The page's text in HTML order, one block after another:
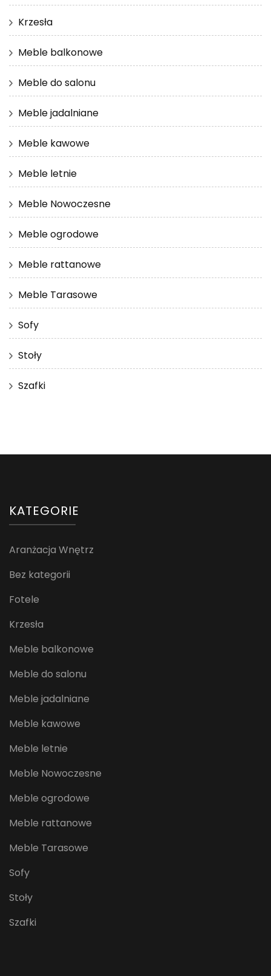
Krzesła
Meble balkonowe
Meble do salonu
Meble jadalniane
Meble kawowe
Meble letnie
Meble Nowoczesne
Meble ogrodowe
Meble rattanowe
Meble Tarasowe
Sofy
Stoły
Szafki
KATEGORIE
Aranżacja Wnętrz
Bez kategorii
Fotele
Krzesła
Meble balkonowe
Meble do salonu
Meble jadalniane
Meble kawowe
Meble letnie
Meble Nowoczesne
Meble ogrodowe
Meble rattanowe
Meble Tarasowe
Sofy
Stoły
Szafki